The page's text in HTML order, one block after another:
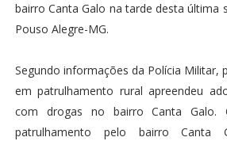
bairro Canta Galo na tarde desta última
Pouso Alegre-MG.
Segundo informações da Polícia Militar,
em patrulhamento rural apreendeu
com drogas no bairro Canta Galo.
patrulhamento pelo bairro Canta